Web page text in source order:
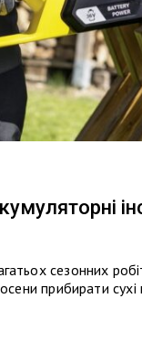
сезонних
прибирати